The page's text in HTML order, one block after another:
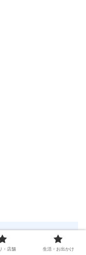
・店舗 生活・お出かけ